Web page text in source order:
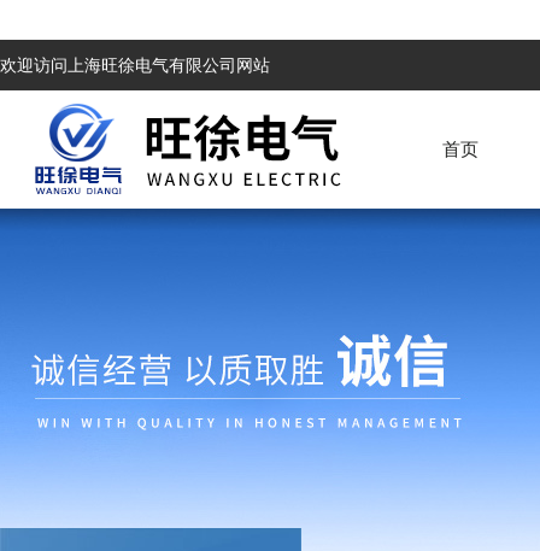
欢迎访问上海旺徐电气有限公司网站
首页